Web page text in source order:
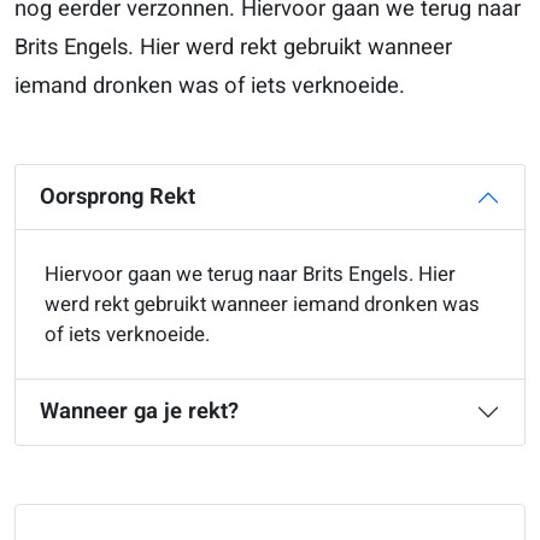
nog eerder verzonnen. Hiervoor gaan we terug naar
Brits Engels. Hier werd rekt gebruikt wanneer
iemand dronken was of iets verknoeide.
Oorsprong Rekt
Hiervoor gaan we terug naar Brits Engels. Hier
werd rekt gebruikt wanneer iemand dronken was
of iets verknoeide.
Wanneer ga je rekt?